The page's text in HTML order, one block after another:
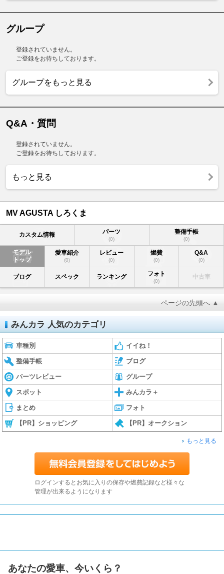
グループ
登録されていません。
ご登録をお待ちしております。
グループをもっと見る
Q&A・質問
登録されていません。
ご登録をお待ちしております。
もっと見る
MV AGUSTA しろくま
カスタム情報 パーツ
(0)
整備手帳
(0)
モデル
トップ
愛車紹介
(0)
レビュー
(0)
燃費
(0)
Q&A
(0)
ブログ スペック ランキング フォト
(0)
中古車
ページの先頭へ ▲
みんカラ 人気のカテゴリ
車種別 イイね！
整備手帳 ブログ
パーツレビュー グループ
スポット みんカラ＋
まとめ フォト
【PR】ショッピング 【PR】オークション
もっと見る
ログインするとお気に入りの保存や燃費記録など様々な
管理が出来るようになります
あなたの愛車、今いくら？